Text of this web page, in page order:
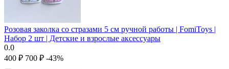
Розовая заколка со стразами 5 см ручной работы | FomiToys |
Набор 2 шт | Детские и взрослые аксессуары
0.0
‍400‍ ₽ ‍700‍ ₽ -43%